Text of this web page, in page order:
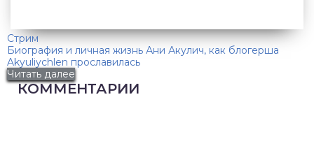
Стрим
Биография и личная жизнь Ани Акулич, как блогерша
Akyuliychlen прославилась
Читать далее
КОММЕНТАРИИ